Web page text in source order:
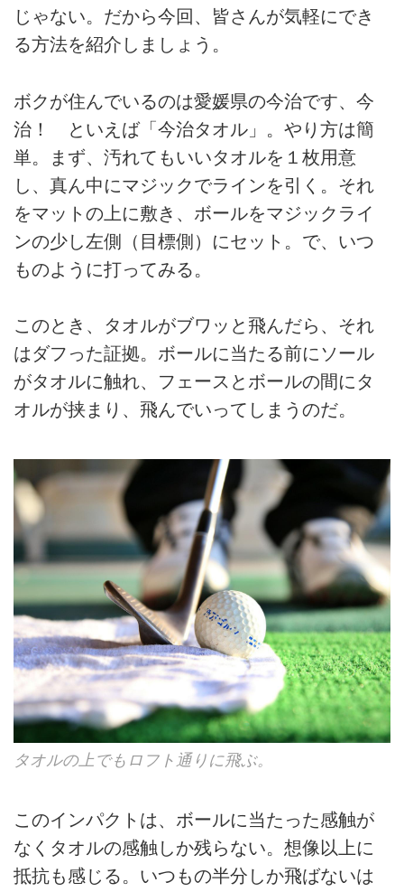
じゃない。だから今回、皆さんが気軽にでき
る方法を紹介しましょう。
ボクが住んでいるのは愛媛県の今治です、今
治！ といえば「今治タオル」。やり方は簡
単。まず、汚れてもいいタオルを１枚用意
し、真ん中にマジックでラインを引く。それ
をマットの上に敷き、ボールをマジックライ
ンの少し左側（目標側）にセット。で、いつ
ものように打ってみる。
このとき、タオルがブワッと飛んだら、それ
はダフった証拠。ボールに当たる前にソール
がタオルに触れ、フェースとボールの間にタ
オルが挟まり、飛んでいってしまうのだ。
タオルの上でもロフト通りに飛ぶ。
このインパクトは、ボールに当たった感触が
なくタオルの感触しか残らない。想像以上に
抵抗も感じる。いつもの半分しか飛ばないは